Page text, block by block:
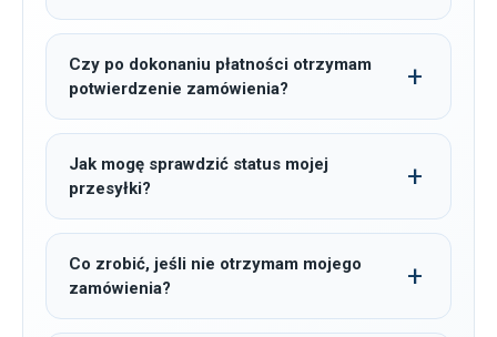
Czy po dokonaniu płatności otrzymam
potwierdzenie zamówienia?
Jak mogę sprawdzić status mojej
przesyłki?
Co zrobić, jeśli nie otrzymam mojego
zamówienia?